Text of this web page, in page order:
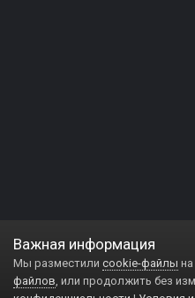
Важная информация
Мы разместили cookie-файлы
файлов, или продолжить без